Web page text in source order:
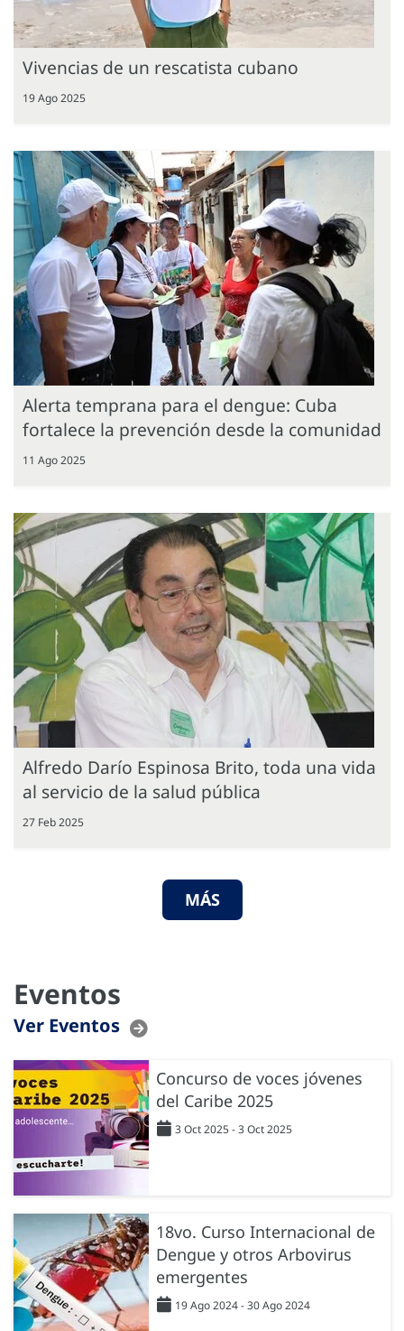
Vivencias de un rescatista cubano
19 Ago 2025
Alerta temprana para el dengue: Cuba
fortalece la prevención desde la comunidad
11 Ago 2025
Alfredo Darío Espinosa Brito, toda una vida
al servicio de la salud pública
27 Feb 2025
MÁS
Eventos
Ver Eventos
Concurso de voces jóvenes
del Caribe 2025
3 Oct 2025 - 3 Oct 2025
18vo. Curso Internacional de
Dengue y otros Arbovirus
emergentes
19 Ago 2024 - 30 Ago 2024